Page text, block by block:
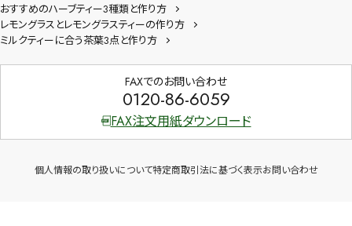
おすすめのハーブティー3種類と作り方
レモングラスとレモングラスティーの作り方
ミルクティーに合う茶葉3点と作り方
FAXでのお問い合わせ
0120-86-6059
FAX注文用紙ダウンロード
個人情報の取り扱いについて特定商取引法に基づく表示お問い合わせ